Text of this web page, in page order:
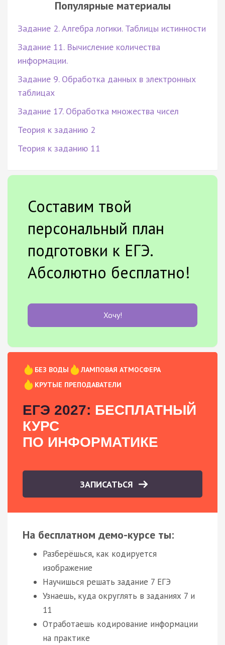
Популярные материалы
Задание 2. Алгебра логики. Таблицы истинности
Задание 11. Вычисление количества
информации.
Задание 9. Обработка данных в электронных
таблицах
Задание 17. Обработка множества чисел
Теория к заданию 2
Теория к заданию 11
Составим твой
персональный план
подготовки к ЕГЭ.
Абсолютно бесплатно!
Хочу!
БЕЗ ВОДЫ
ЛАМПОВАЯ АТМОСФЕРА
КРУТЫЕ ПРЕПОДАВАТЕЛИ
ЕГЭ 2027: БЕСПЛАТНЫЙ
КУРС
ПО ИНФОРМАТИКЕ
ЗАПИСАТЬСЯ
На бесплатном демо-курсе ты:
Разберёшься, как кодируется
изображение
Научишься решать задание 7 ЕГЭ
Узнаешь, куда округлять в заданиях 7 и
11
Отработаешь кодирование информации
на практике